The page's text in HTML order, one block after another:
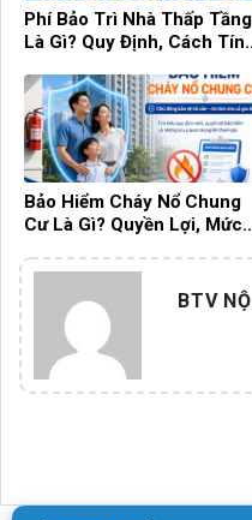
Phí Bảo Trì Nhà Thấp Tầng
Là Gì? Quy Định, Cách
Bảo Hiểm Cháy Nổ Chung
Cư Là Gì? Quyền Lợi, Mức
BTV